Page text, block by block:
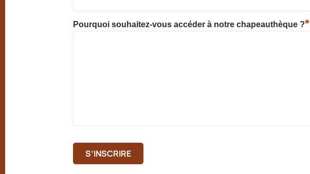
Pourquoi souhaitez-vous accéder à notre chapeauthèque ?*